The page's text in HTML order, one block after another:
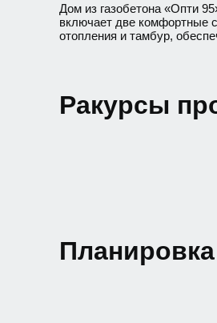
Дом из газобетона «Опти
включает две комфортные
отопления и тамбур,
Ракурсы